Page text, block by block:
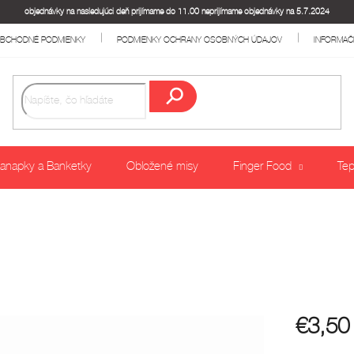
objednávky na nasledujúci deň prijímame do 11.00 neprijímame objednávky na 5.7.2024
PODMIENKY PODMIENKY OCHRANY OSOBNÝCH ÚDAJOV
a Banketky Obložené misy Finger Food
€3,50